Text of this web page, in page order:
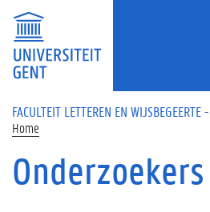
Overslaan en naar de inhoud gaan
FACULTEIT LETTEREN EN WIJSBEGEERTE
Home
Onderzoekers